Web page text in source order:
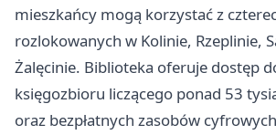
mieszkańcy mogą korzystać z
rozlokowanych w Kolinie, Rzeplinie,
Żalęcinie. Biblioteka oferuje dostęp
księgozbioru liczącego ponad 53
oraz bezpłatnych zasobów